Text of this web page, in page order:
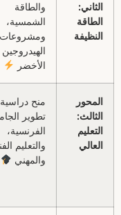
الثاني:
الطاقة
النظيفة
والطاقة
الشمسية،
ومشروعات
الهيدروجين
الأخضر
المحور
الثالث:
التعليم
العالي
منح
تطوير
الفرنسية،
والتعليم
والمهني